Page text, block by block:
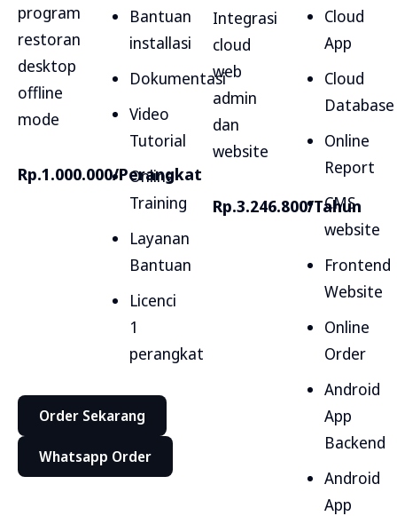
program
restoran
desktop
offline
mode
Rp.1.000.000/Perangkat
Bantuan
installasi
Dokumentasi
Video
Tutorial
Online
Training
Layanan
Bantuan
Licenci
1
perangkat
Order Sekarang
Whatsapp Order
Integrasi
cloud
web
admin
dan
website
Rp.3.246.800/Tahun
Cloud
App
Cloud
Database
Online
Report
CMS
website
Frontend
Website
Online
Order
Android
App
Backend
Android
App